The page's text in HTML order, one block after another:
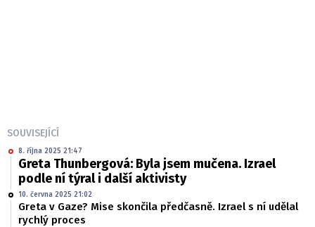
SOUVISEJÍCÍ
8. října 2025 21:47
Greta Thunbergová: Byla jsem mučena. Izrael
podle ní týral i další aktivisty
10. června 2025 21:02
Greta v Gaze? Mise skončila předčasně. Izrael s ní udělal
rychlý proces